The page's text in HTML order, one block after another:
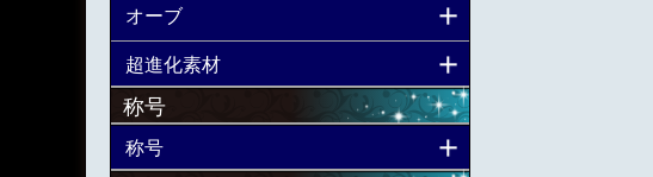
オーブ
超進化素材
称号
称号